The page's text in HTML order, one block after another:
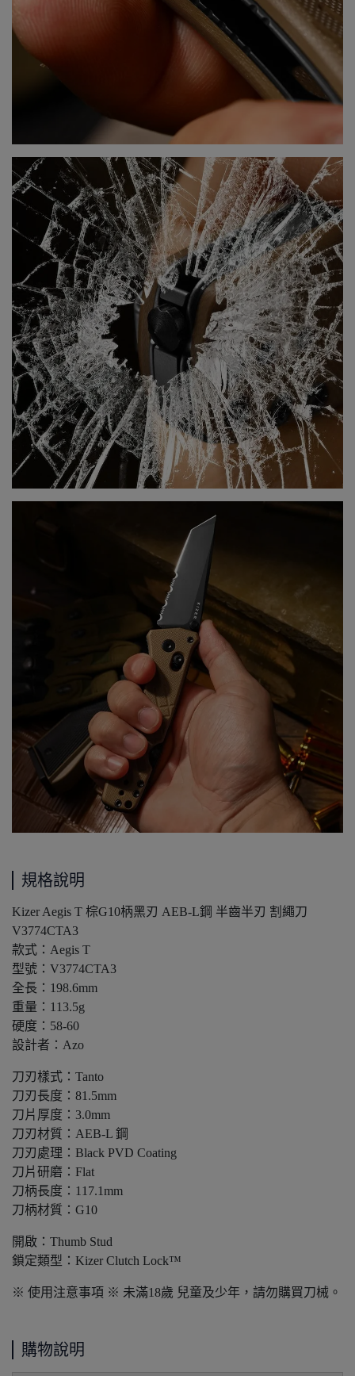
規格說明
Kizer Aegis T 棕G10柄黑刃 AEB-L鋼 半齒半刃 割繩刀
V3774CTA3
款式：Aegis T
型號：V3774CTA3
全長：198.6mm
重量：113.5g
硬度：58-60
設計者：Azo
刀刃樣式：Tanto
刀刃長度：81.5mm
刀片厚度：3.0mm
刀刃材質：AEB-L 鋼
刀刃處理：Black PVD Coating
刀片研磨：Flat
刀柄長度：117.1mm
刀柄材質：G10
開啟：Thumb Stud
鎖定類型：Kizer Clutch Lock™
※ 使用注意事項 ※ 未滿18歲 兒童及少年，請勿購買刀械。
購物說明